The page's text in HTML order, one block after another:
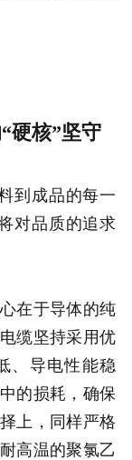
硬核”坚守
到成品的每一
对品质的追求
在于导体的纯
缆坚持采用优
、导电性能稳
的损耗，确保
上，同样严格
高温的聚氯乙